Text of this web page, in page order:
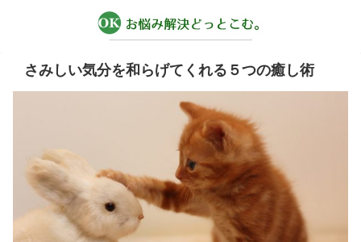
さみしい気分を和らげてくれる５つの癒し術